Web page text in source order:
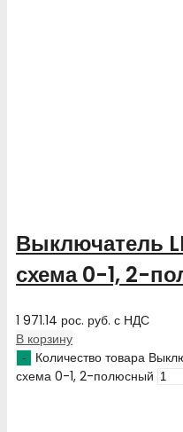
Выключатель
схема 0-1, 2-
1 971.14 рос. руб. с НДС
В корзину
Количество товара
схема 0-1, 2-полюсный